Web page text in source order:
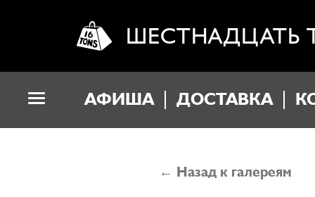
ШЕСТНАДЦАТЬ
АФИША ДОСТАВКА
← Назад к галереям